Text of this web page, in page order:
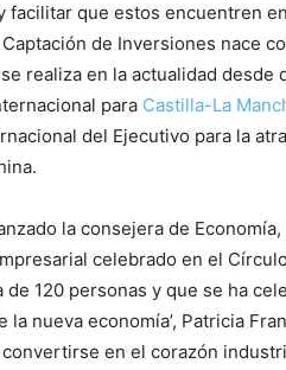
facilitar que estos encuentren
de Inversiones nace
realiza en la actualidad
para Castilla-La
del Ejecutivo para la
la consejera de
celebrado en el
de 120 personas y que se ha
la nueva economía’, Patricia
en el corazón